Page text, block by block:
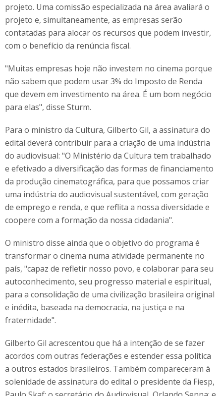
projeto. Uma comissão especializada na área avaliará o
projeto e, simultaneamente, as empresas serão
contatadas para alocar os recursos que podem investir,
com o benefício da renúncia fiscal.
"Muitas empresas hoje não investem no cinema porque
não sabem que podem usar 3% do Imposto de Renda
que devem em investimento na área. É um bom negócio
para elas", disse Sturm.
Para o ministro da Cultura, Gilberto Gil, a assinatura do
edital deverá contribuir para a criação de uma indústria
do audiovisual: "O Ministério da Cultura tem trabalhado
e efetivado a diversificação das formas de financiamento
da produção cinematográfica, para que possamos criar
uma indústria do audiovisual sustentável, com geração
de emprego e renda, e que reflita a nossa diversidade e
coopere com a formação da nossa cidadania".
O ministro disse ainda que o objetivo do programa é
transformar o cinema numa atividade permanente no
país, "capaz de refletir nosso povo, e colaborar para seu
autoconhecimento, seu progresso material e espiritual,
para a consolidação de uma civilização brasileira original
e inédita, baseada na democracia, na justiça e na
fraternidade".
Gilberto Gil acrescentou que há a intenção de se fazer
acordos com outras federações e estender essa política
a outros estados brasileiros. Também compareceram à
solenidade de assinatura do edital o presidente da Fiesp,